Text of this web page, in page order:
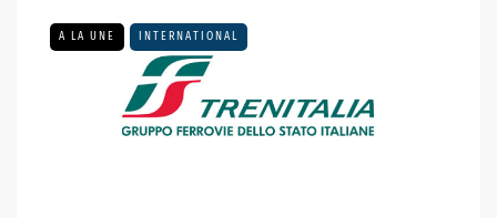
A LA UNE INTERNATIONAL